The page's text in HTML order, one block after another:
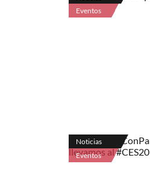
Eventos
Noticias
Eventos